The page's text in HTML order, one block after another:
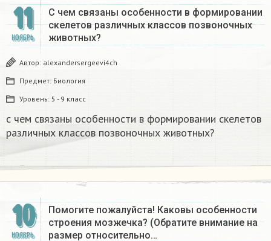
11
НОЯБРЬ
С чем связаны особенности в формировании
скелетов различных классов позвоночных
животных?
Автор: alexandersergeevi4ch
Предмет: Биология
Уровень: 5 - 9 класс
с чем связаны особенности в формировании скелетов
различных классов позвоночных животных?
10
НОЯБРЬ
Помогите пожалуйста! Каковы особенности
строения мозжечка? (Обратите внимание на
размер относительно…